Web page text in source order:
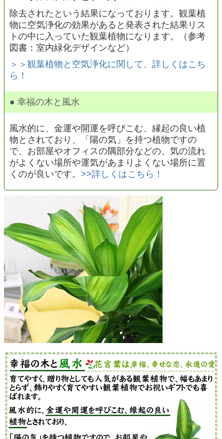
除去されたという結果になっております。観葉植
物に空気浄化の効果があると発表された結果リス
トの中に入っていた観葉植物になります。（参考
図書：室内緑化デザインなど）
＞＞観葉植物と空気浄化に関して、詳しくはこち
ら！
● 幸福の木と風水
風水的に、金運や開運を呼びこむ、縁起の良い植
物とされており、「陽の気」を持つ植物ですの
で、お部屋やオフィスの隅部分などの、気の流れ
がよくない場所や運気があまりよくない場所に置
くのが良いです。 >>詳しくはこちら！